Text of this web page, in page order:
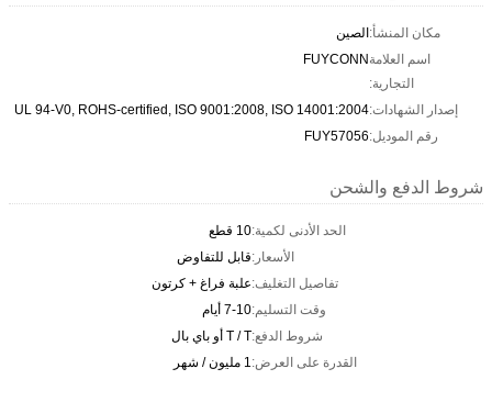
مكان المنشأ:الصين
اسم العلامة
التجارية:
FUYCONN
إصدار الشهادات:UL 94-V0, ROHS-certified, ISO 9001:2008, ISO 14001:2004
رقم الموديل:FUY57056
شروط الدفع والشحن
الحد الأدنى لكمية:10 قطع
الأسعار:قابل للتفاوض
تفاصيل التغليف:علبة فراغ + كرتون
وقت التسليم:7-10 أيام
شروط الدفع:T / T أو باي بال
القدرة على العرض:1 مليون / شهر